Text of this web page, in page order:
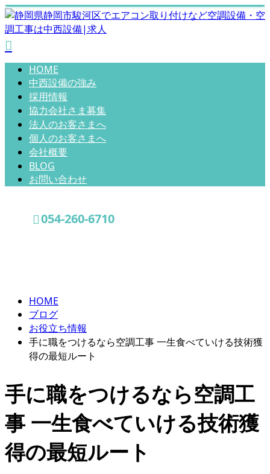
HOME
中西設備の強み
採用情報
協力会社さま募集
法人のお客さまへ
個人のお客さまへ
会社概要
BLOG
お問い合わせ
054-260-6710
HOME
ブログ
お役立ち情報
手に職をつけるなら空調工事 一生食べていける技術獲
得の最短ルート
手に職をつけるなら空調工
事 一生食べていける技術獲
得の最短ルート